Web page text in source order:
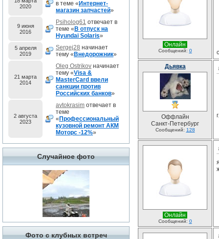
2020
в теме « Интернет-
магазин запчастей»
9 июня
2016
Psiholog61 отвечает в
теме « В отпуск на
Hyundai Solaris»
5 апреля
2019
Sergej28 начинает
тему « Внедорожник»
21 марта
2014
Oleg Ostrikov начинает
тему «Visa &
MasterCard ввели
санкции против
Российских банков»
2 августа
2023
avtokrasim отвечает в
теме
« Профессиональный
кузовной ремонт АКМ
Моторс -12%»
Случайное фото
Фото с клубных встреч
Онлайн
Сообщений: 0
Дьявка
Оффлайн
Санкт-Петербург
Сообщений: 128
Онлайн
Сообщений: 0